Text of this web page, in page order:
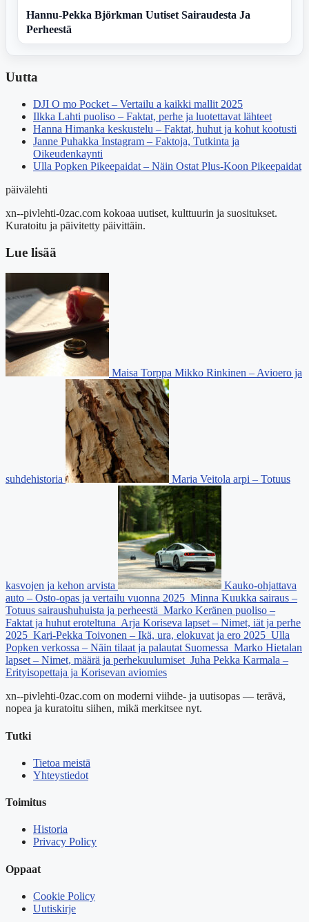
Hannu-Pekka Björkman Uutiset Sairaudesta Ja
Perheestä
Uutta
DJI O mo Pocket – Vertailu a kaikki mallit 2025
Ilkka Lahti puoliso – Faktat, perhe ja luotettavat lähteet
Hanna Himanka keskustelu – Faktat, huhut ja kohut kootusti
Janne Puhakka Instagram – Faktoja, Tutkinta ja
Oikeudenkaynti
Ulla Popken Pikeepaidat – Näin Ostat Plus-Koon Pikeepaidat
päivälehti
xn--pivlehti-0zac.com kokoaa uutiset, kulttuurin ja suositukset.
Kuratoitu ja päivitetty päivittäin.
Lue lisää
Maisa Torppa Mikko Rinkinen – Avioero ja
suhdehistoria Maria Veitola arpi – Totuus
kasvojen ja kehon arvista
Kauko-ohjattava
auto – Osto-opas ja vertailu vuonna 2025 Minna Kuukka sairaus –
Totuus sairaushuhuista ja perheestä Marko Keränen puoliso –
Faktat ja huhut eroteltuna Arja Koriseva lapset – Nimet, iät ja perhe
2025 Kari-Pekka Toivonen – Ikä, ura, elokuvat ja ero 2025 Ulla
Popken verkossa – Näin tilaat ja palautat Suomessa Marko Hietalan
lapset – Nimet, määrä ja perhekuulumiset Juha Pekka Karmala –
Erityisopettaja ja Korisevan aviomies
xn--pivlehti-0zac.com on moderni viihde- ja uutisopas — terävä,
nopea ja kuratoitu siihen, mikä merkitsee nyt.
Tutki
Tietoa meistä
Yhteystiedot
Toimitus
Historia
Privacy Policy
Oppaat
Cookie Policy
Uutiskirje